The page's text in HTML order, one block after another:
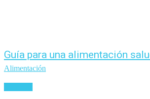
Guía para una alimentación
Alimentación